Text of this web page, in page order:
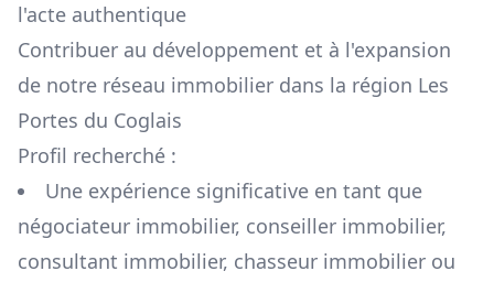
l'acte authentique
Contribuer au développement et à l'expansion
de notre réseau immobilier dans la région Les
Portes du Coglais
Profil recherché :
Une expérience significative en tant que
négociateur immobilier, conseiller immobilier,
consultant immobilier, chasseur immobilier ou